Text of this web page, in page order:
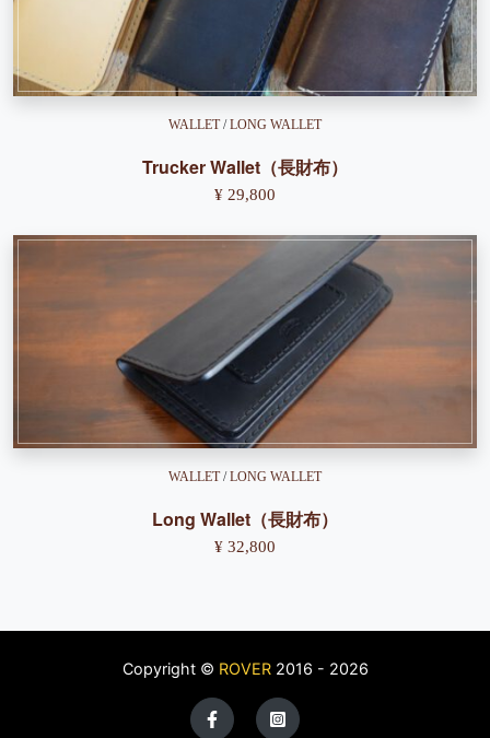
WALLET/LONG WALLET
Trucker Wallet（長財布）
¥ 29,800
WALLET/LONG WALLET
Long Wallet（長財布）
¥ 32,800
Copyright © ROVER2016 - 2026